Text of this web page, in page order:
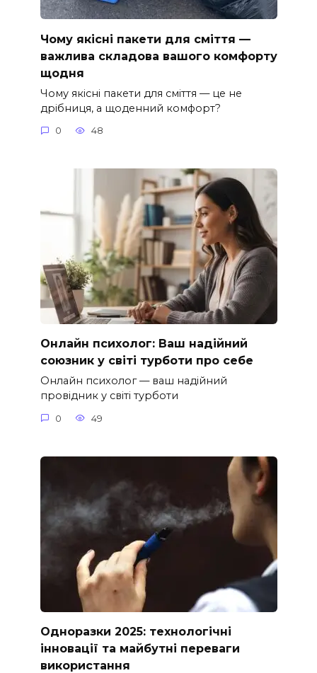
Чому якісні пакети для сміття —
важлива складова вашого комфорту
щодня
Чому якісні пакети для сміття — це не
дрібниця, а щоденний комфорт?
0 48
Онлайн психолог: Ваш надійний
союзник у світі турботи про себе
Онлайн психолог — ваш надійний
провідник у світі турботи
0 49
Одноразки 2025: технологічні
інновації та майбутні переваги
використання